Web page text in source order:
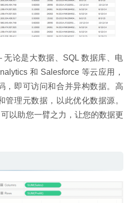
和 Salesforce 等云应用，
，即可访问和合并异构数据。高
管理元数据，以此优化数据源。
以助您一臂之力，让您的数据更